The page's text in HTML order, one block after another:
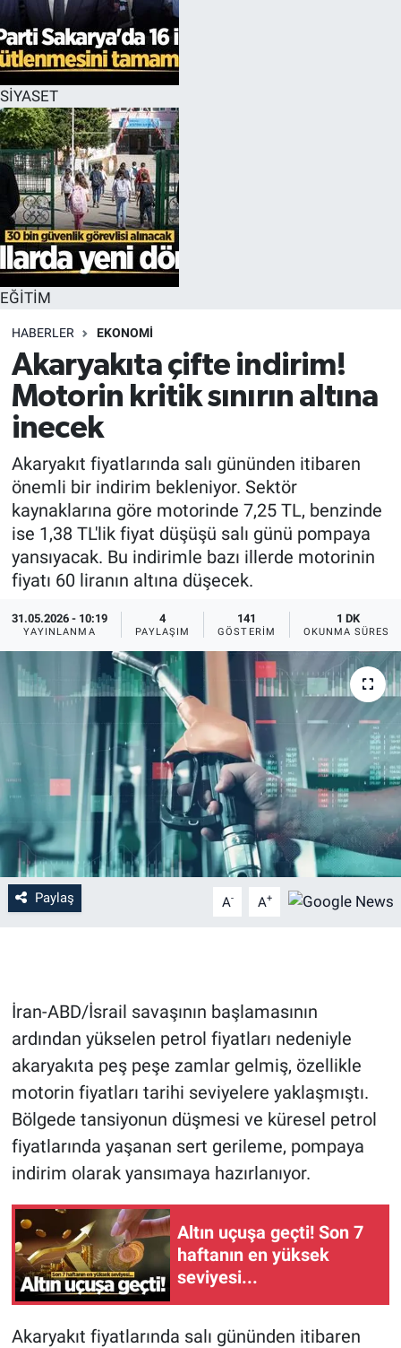
SİYASET
EĞİTİM
HABERLER EKONOMİ
Akaryakıta çifte indirim!
Motorin kritik sınırın altına
inecek
Akaryakıt fiyatlarında salı gününden itibaren
önemli bir indirim bekleniyor. Sektör
kaynaklarına göre motorinde 7,25 TL, benzinde
ise 1,38 TL'lik fiyat düşüşü salı günü pompaya
yansıyacak. Bu indirimle bazı illerde motorinin
fiyatı 60 liranın altına düşecek.
31.05.2026 - 10:19
YAYINLANMA
4
PAYLAŞIM
141
GÖSTERIM
1 DK
OKUNMA SÜRESI
Paylaş A- A+
İran-ABD/İsrail savaşının başlamasının
ardından yükselen petrol fiyatları nedeniyle
akaryakıta peş peşe zamlar gelmiş, özellikle
motorin fiyatları tarihi seviyelere yaklaşmıştı.
Bölgede tansiyonun düşmesi ve küresel petrol
fiyatlarında yaşanan sert gerileme, pompaya
indirim olarak yansımaya hazırlanıyor.
Altın uçuşa geçti! Son 7
haftanın en yüksek
seviyesi...
Akaryakıt fiyatlarında salı gününden itibaren
EĞİTİM
ÖZEL HABER
HALK54 PANORAMA